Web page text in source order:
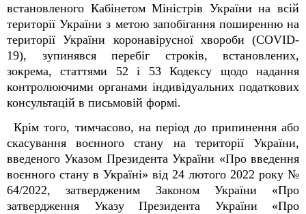
встановленого Кабінетом Міністрів України на всій
території України з метою запобігання поширенню на
території України коронавірусної хвороби (COVID-
19), зупинявся перебіг строків, встановлених,
зокрема, статтями 52 і 53 Кодексу щодо надання
контролюючими органами індивідуальних податкових
консультацій в письмовій формі.
Крім того, тимчасово, на період до припинення або
скасування воєнного стану на території України,
введеного Указом Президента України «Про введення
воєнного стану в Україні» від 24 лютого 2022 року №
64/2022, затвердженим Законом України «Про
затвердження Указу Президента України «Про